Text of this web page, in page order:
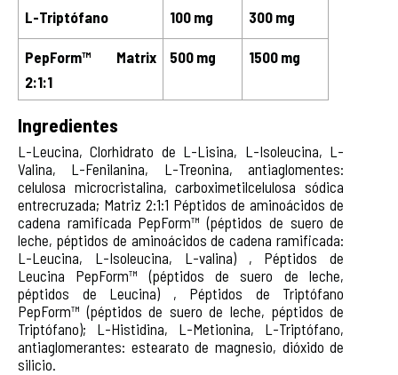
L-Triptófano 100 mg 300 mg
PepForm™ Matrix
2:1:1
500 mg 1500 mg
Ingredientes
L-Leucina, Clorhidrato de L-Lisina, L-Isoleucina, L-
Valina, L-Fenilanina, L-Treonina, antiaglomentes:
celulosa microcristalina, carboximetilcelulosa sódica
entrecruzada; Matriz 2:1:1 Péptidos de aminoácidos de
cadena ramificada PepForm™ (péptidos de suero de
leche, péptidos de aminoácidos de cadena ramificada:
L-Leucina, L-Isoleucina, L-valina) , Péptidos de
Leucina PepForm™ (péptidos de suero de leche,
péptidos de Leucina) , Péptidos de Triptófano
PepForm™ (péptidos de suero de leche, péptidos de
Triptófano); L-Histidina, L-Metionina, L-Triptófano,
antiaglomerantes: estearato de magnesio, dióxido de
silicio.